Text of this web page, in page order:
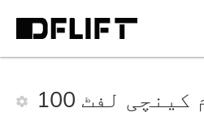
کینچی لفٹ